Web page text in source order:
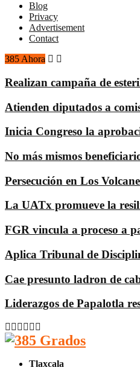
Blog
Privacy
Advertisement
Contact
385 Ahora
Realizan campaña de
Atienden diputados a
Inicia Congreso la
No más mismos
Persecución en Los
La UATx promueve la
FGR vincula a proceso a
Aplica Tribunal de
Cae presunto ladron de
Liderazgos de Papalotla
Facebook
Twitter
Instagram
Pinterest
Google
Tlaxcala